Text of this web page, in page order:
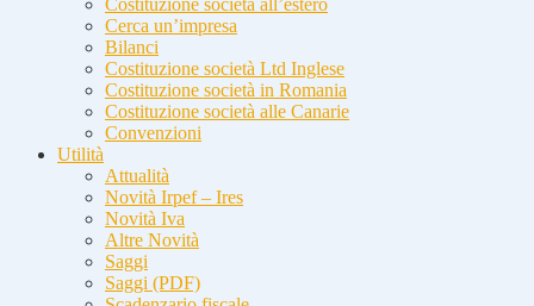
Costituzione società all’estero
Cerca un’impresa
Bilanci
Costituzione società Ltd Inglese
Costituzione società in Romania
Costituzione società alle Canarie
Convenzioni
Utilità
Attualità
Novità Irpef – Ires
Novità Iva
Altre Novità
Saggi
Saggi (PDF)